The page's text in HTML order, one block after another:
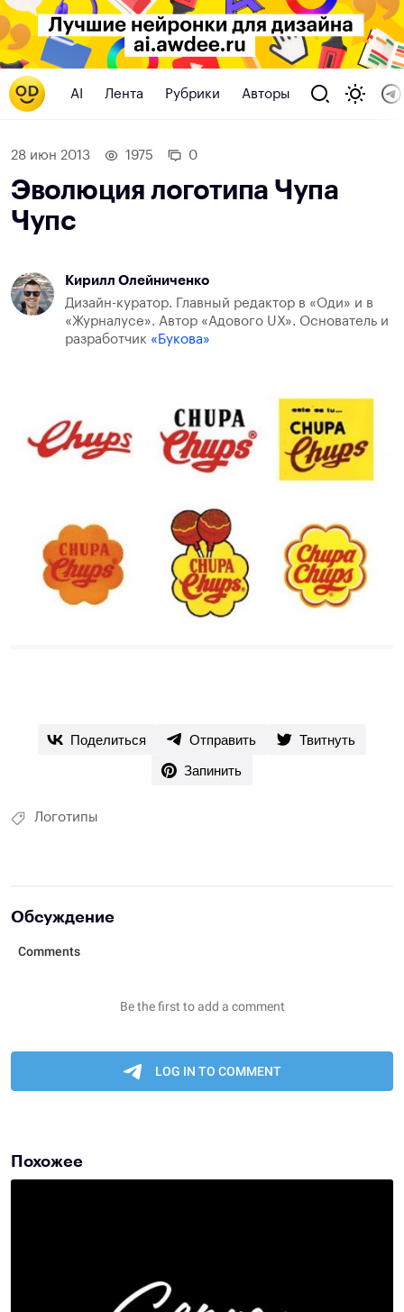
AI Лента Рубрики Авторы
28 июн 2013 1975 0
Эволюция логотипа Чупа
Чупс
Кирилл Олейниченко
Дизайн-куратор. Главный редактор в «Оди» и в
«Журналусе». Автор «Адового UX». Основатель и
разработчик «Букова»
Поделиться Отправить
Твитнуть
Запинить
Логотипы
Обсуждение
Похожее